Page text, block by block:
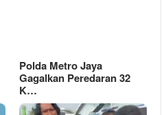
Polda Metro Jaya
Gagalkan Peredaran 32
K…